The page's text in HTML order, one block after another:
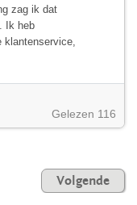
zag ik dat
Ik heb
Gelezen 116
Volgende